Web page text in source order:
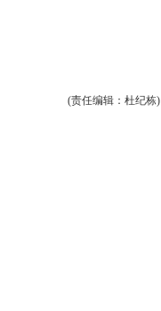
(责任编辑：杜纪栋)